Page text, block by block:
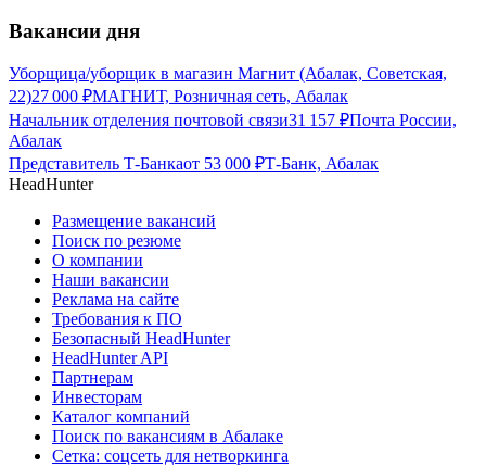
Вакансии дня
Уборщица/уборщик в магазин Магнит (Абалак, Советская,
22)27 000 ₽МАГНИТ, Розничная сеть, Абалак
Начальник отделения почтовой связи31 157 ₽Почта России,
Абалак
Представитель Т-Банкаот 53 000 ₽Т-Банк, Абалак
HeadHunter
Размещение вакансий
Поиск по резюме
О компании
Наши вакансии
Реклама на сайте
Требования к ПО
Безопасный HeadHunter
HeadHunter API
Партнерам
Инвесторам
Каталог компаний
Поиск по вакансиям в Абалаке
Сетка: соцсеть для нетворкинга